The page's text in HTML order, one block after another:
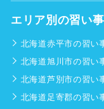
エリア別の習い事
北海道赤平市の習い
北海道旭川市の習い
北海道芦別市の習い
北海道足寄郡の習い